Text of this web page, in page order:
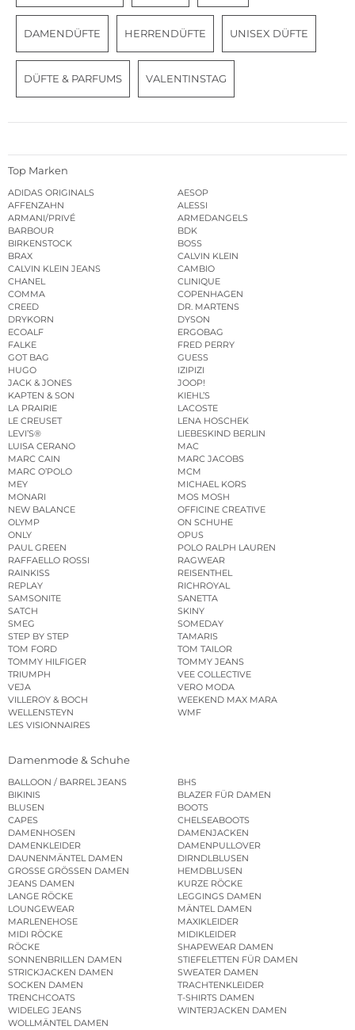
DAMENDÜFTE HERRENDÜFTE UNISEX DÜFTE
DÜFTE & PARFUMS VALENTINSTAG
Top Marken
ADIDAS ORIGINALS
AESOP
AFFENZAHN
ALESSI
ARMANI/PRIVÉ
ARMEDANGELS
BARBOUR
BDK
BIRKENSTOCK
BOSS
BRAX
CALVIN KLEIN
CALVIN KLEIN JEANS
CAMBIO
CHANEL
CLINIQUE
COMMA
COPENHAGEN
CREED
DR. MARTENS
DRYKORN
DYSON
ECOALF
ERGOBAG
FALKE
FRED PERRY
GOT BAG
GUESS
HUGO
IZIPIZI
JACK & JONES
JOOP!
KAPTEN & SON
KIEHL’S
LA PRAIRIE
LACOSTE
LE CREUSET
LENA HOSCHEK
LEVI’S®
LIEBESKIND BERLIN
LUISA CERANO
MAC
MARC CAIN
MARC JACOBS
MARC O’POLO
MCM
MEY
MICHAEL KORS
MONARI
MOS MOSH
NEW BALANCE
OFFICINE CREATIVE
OLYMP
ON SCHUHE
ONLY
OPUS
PAUL GREEN
POLO RALPH LAUREN
RAFFAELLO ROSSI
RAGWEAR
RAINKISS
REISENTHEL
REPLAY
RICHROYAL
SAMSONITE
SANETTA
SATCH
SKINY
SMEG
SOMEDAY
STEP BY STEP
TAMARIS
TOM FORD
TOM TAILOR
TOMMY HILFIGER
TOMMY JEANS
TRIUMPH
VEE COLLECTIVE
VEJA
VERO MODA
VILLEROY & BOCH
WEEKEND MAX MARA
WELLENSTEYN
WMF
LES VISIONNAIRES
Damenmode & Schuhe
BALLOON / BARREL JEANS
BHS
BIKINIS
BLAZER FÜR DAMEN
BLUSEN
BOOTS
CAPES
CHELSEABOOTS
DAMENHOSEN
DAMENJACKEN
DAMENKLEIDER
DAMENPULLOVER
DAUNENMÄNTEL DAMEN
DIRNDLBLUSEN
GROSSE GRÖSSEN DAMEN
HEMDBLUSEN
JEANS DAMEN
KURZE RÖCKE
LANGE RÖCKE
LEGGINGS DAMEN
LOUNGEWEAR
MÄNTEL DAMEN
MARLENEHOSE
MAXIKLEIDER
MIDI RÖCKE
MIDIKLEIDER
RÖCKE
SHAPEWEAR DAMEN
SONNENBRILLEN DAMEN
STIEFELETTEN FÜR DAMEN
STRICKJACKEN DAMEN
SWEATER DAMEN
SOCKEN DAMEN
TRACHTENKLEIDER
TRENCHCOATS
T-SHIRTS DAMEN
WIDELEG JEANS
WINTERJACKEN DAMEN
WOLLMÄNTEL DAMEN